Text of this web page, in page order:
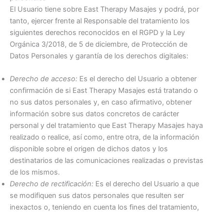
El Usuario tiene sobre East Therapy Masajes y podrá, por
tanto, ejercer frente al Responsable del tratamiento los
siguientes derechos reconocidos en el RGPD y la Ley
Orgánica 3/2018, de 5 de diciembre, de Protección de
Datos Personales y garantía de los derechos digitales:
Derecho de acceso: Es el derecho del Usuario a obtener
confirmación de si East Therapy Masajes está tratando o
no sus datos personales y, en caso afirmativo, obtener
información sobre sus datos concretos de carácter
personal y del tratamiento que East Therapy Masajes haya
realizado o realice, así como, entre otra, de la información
disponible sobre el origen de dichos datos y los
destinatarios de las comunicaciones realizadas o previstas
de los mismos.
Derecho de rectificación: Es el derecho del Usuario a que
se modifiquen sus datos personales que resulten ser
inexactos o, teniendo en cuenta los fines del tratamiento,